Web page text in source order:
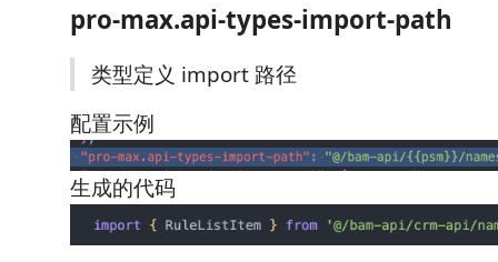
pro-max.api-types-import-path
类型定义 import 路径
配置示例
生成的代码